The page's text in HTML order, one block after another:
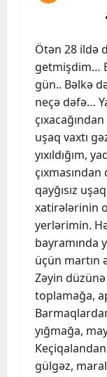
Ötən 28 ildə
getmişdim…
gün.. Bəlkə
neçə dəfə…
uşaq vaxtı
yıxıldığım,
qayğısız
xatirələrinin
yerlərimin.
bayramında
üçün martın
Zəyin
toplamağa,
yığmağa,
gülgəz,